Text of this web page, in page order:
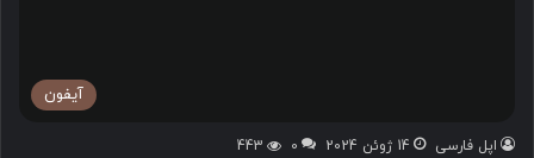
آیفون
اپل فارسی 14 ژوئن 2024 0
443